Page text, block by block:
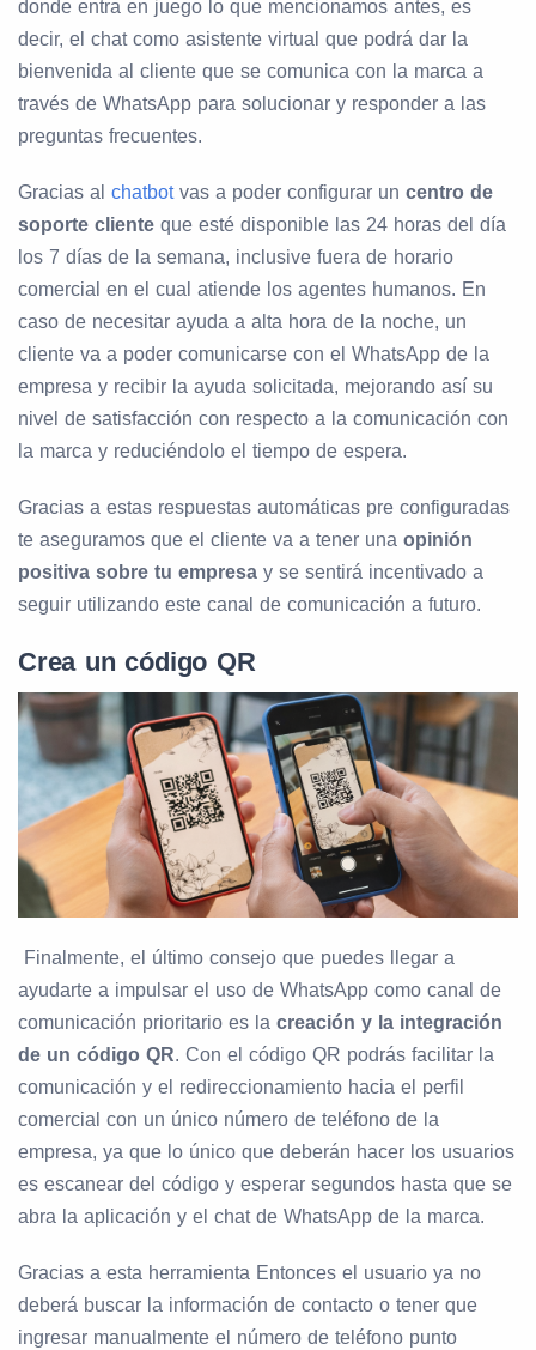
donde entra en juego lo que mencionamos antes, es
decir, el chat como asistente virtual que podrá dar la
bienvenida al cliente que se comunica con la marca a
través de WhatsApp para solucionar y responder a las
preguntas frecuentes.
Gracias al chatbotvas a poder configurar un centro de
soporte cliente que esté disponible las 24 horas del día
los 7 días de la semana, inclusive fuera de horario
comercial en el cual atiende los agentes humanos. En
caso de necesitar ayuda a alta hora de la noche, un
cliente va a poder comunicarse con el WhatsApp de la
empresa y recibir la ayuda solicitada, mejorando así su
nivel de satisfacción con respecto a la comunicación con
la marca y reduciéndolo el tiempo de espera.
Gracias a estas respuestas automáticas pre configuradas
te aseguramos que el cliente va a tener una opinión
positiva sobre tu empresa y se sentirá incentivado a
seguir utilizando este canal de comunicación a futuro.
Crea un código QR
Finalmente, el último consejo que puedes llegar a
ayudarte a impulsar el uso de WhatsApp como canal de
comunicación prioritario es la creación y la integración
de un código QR. Con el código QR podrás facilitar la
comunicación y el redireccionamiento hacia el perfil
comercial con un único número de teléfono de la
empresa, ya que lo único que deberán hacer los usuarios
es escanear del código y esperar segundos hasta que se
abra la aplicación y el chat de WhatsApp de la marca.
Gracias a esta herramienta Entonces el usuario ya no
deberá buscar la información de contacto o tener que
ingresar manualmente el número de teléfono punto